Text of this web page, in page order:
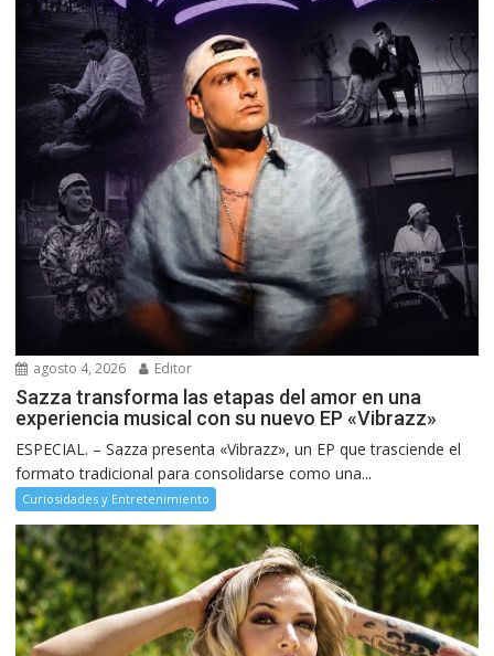
agosto 4, 2026 Editor
Sazza transforma las etapas del amor en una
experiencia musical con su nuevo EP «Vibrazz»
ESPECIAL. – Sazza presenta «Vibrazz», un EP que trasciende el
formato tradicional para consolidarse como una...
Curiosidades y Entretenimiento